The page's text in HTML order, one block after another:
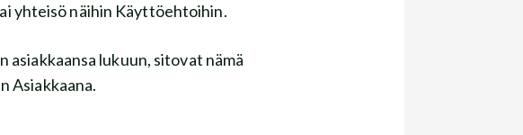
yhteisö näihin Käyttöehtoihin.
asiakkaansa lukuun, sitovat nämä
Asiakkaana.